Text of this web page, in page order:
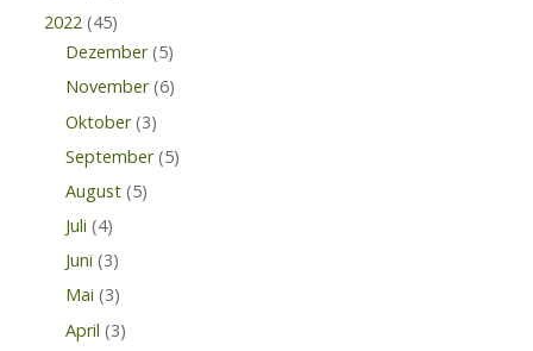
2022 (45)
Dezember (5)
November (6)
Oktober (3)
September (5)
August (5)
Juli (4)
Juni (3)
Mai (3)
April (3)